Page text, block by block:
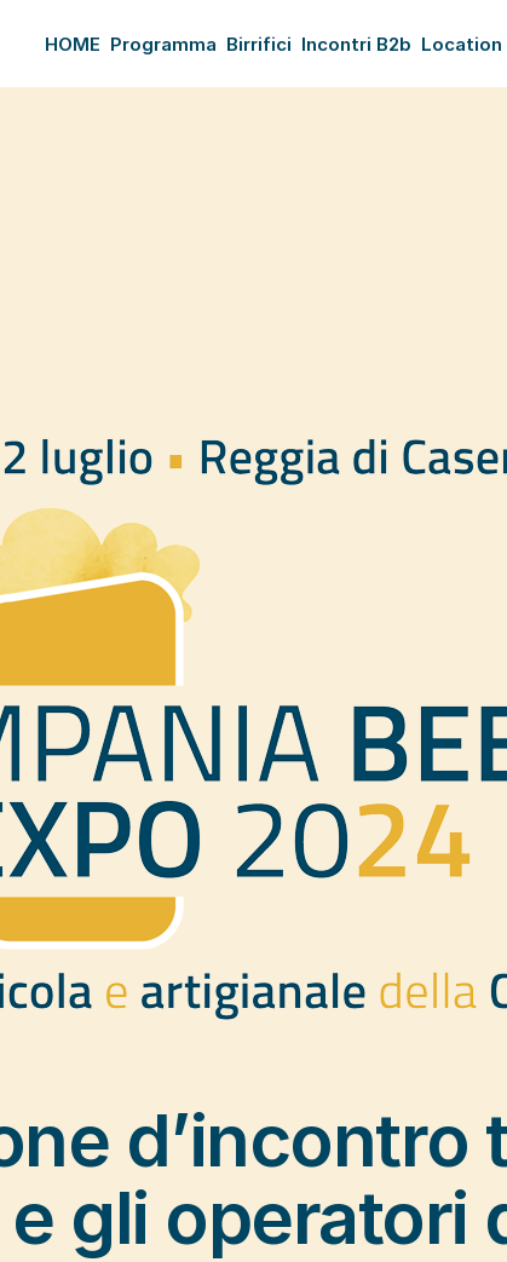
HOME Programma Birrifici Incontri B2b Location
gli operatori